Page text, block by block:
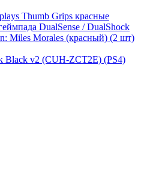
Thumb Grips красные
DualSense / DualShock
Miles Morales (красный) (2 шт)
Black v2 (CUH-ZCT2E) (PS4)